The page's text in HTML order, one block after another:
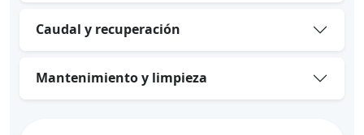
Caudal y recuperación
Mantenimiento y limpieza